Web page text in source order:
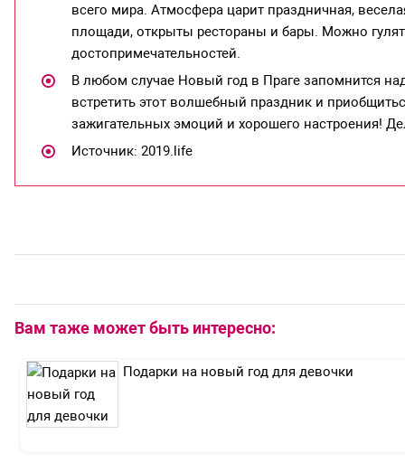
всего мира. Атмосфера царит праздничная,
площади, открыты рестораны и бары. Можно
достопримечательностей.
В любом случае Новый год в Праге запомнится
встретить этот волшебный праздник и
зажигательных эмоций и хорошего настроения!
Источник: 2019.life
Вам таже может быть интересно:
Подарки на новый год для девочки